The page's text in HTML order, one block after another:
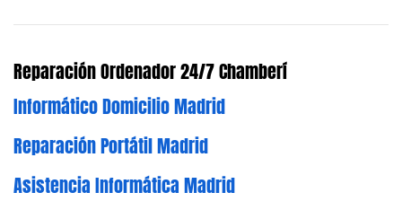
Reparación Ordenador 24/7 Chamberí
Informático Domicilio Madrid
Reparación Portátil Madrid
Asistencia Informática Madrid